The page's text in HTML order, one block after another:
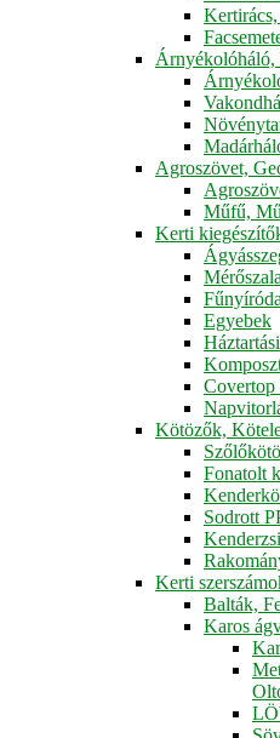
Árnyékolóháló,
Agroszövet,
Műfű,
Kerti
Egyebek
Covertop
Kötözők,
Fonatolt
Sodrott
Kerti
Balták,
Karos